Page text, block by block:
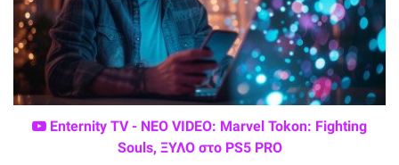
Enternity TV - ΝΕΟ VIDEO: Marvel Tokon: Fighting
Souls, ΞΥΛΟ στο PS5 PRO